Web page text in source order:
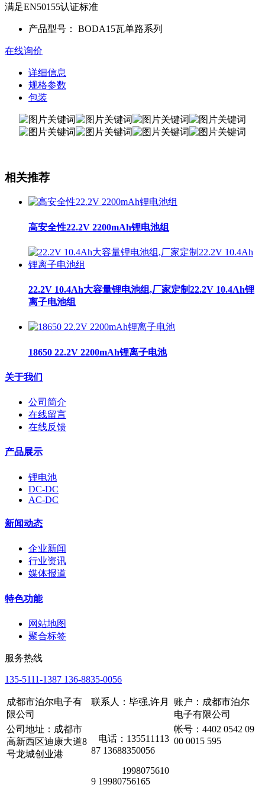
满足EN50155认证标准
产品型号： BODA15瓦单路系列
在线询价
详细信息
规格参数
包装
相关推荐
高安全性22.2V 2200mAh锂电池组
22.2V 10.4Ah大容量锂电池组,厂家定制22.2V 10.4Ah锂
离子电池组
18650 22.2V 2200mAh锂离子电池
关于我们
公司简介
在线留言
在线反馈
产品展示
锂电池
DC-DC
AC-DC
新闻动态
企业新闻
行业资讯
媒体报道
特色功能
网站地图
聚合标签
服务热线
135-5111-1387 136-8835-0056
成都市泊尔电子有
限公司
联系人：毕强,许月
账户：成都市泊尔
电子有限公司
公司地址：成都市
高新西区迪康大道8
号龙城创业港
电话：135511113
87 13688350056
1998075610
9 19980756165
帐号：4402 0542 09
00 0015 595